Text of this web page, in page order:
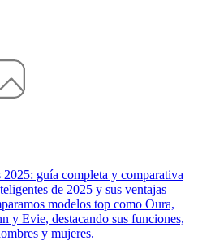
guía completa y comparativa
de 2025 y sus ventajas
modelos top como Oura,
y Evie, destacando sus funciones,
y mujeres.